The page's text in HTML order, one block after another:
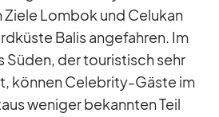
Lom­bok und Ce­lu­kan
Ba­lis an­ge­fah­ren. Im
Sü­den, der tou­ris­tisch sehr
kön­nen Ce­le­brity-Gäste im
we­ni­ger be­kann­ten Teil